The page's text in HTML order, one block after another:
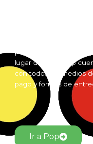
por mayor desde
lugar del país. Pop
con todos los medios
pago y formas de
Ir a Pop